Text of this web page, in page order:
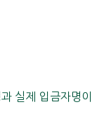
실제 입금자명이